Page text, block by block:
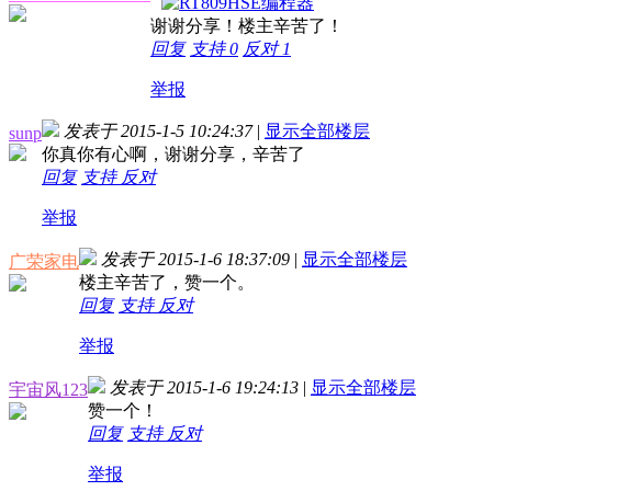
谢谢分享！楼主辛苦了！
回复 支持0 反对 1
举报
sunp 发表于 2015-1-5 10:24:37 | 显示全部楼层
你真你有心啊，谢谢分享，辛苦了
回复 支持 反对
举报
广荣家电 发表于 2015-1-6 18:37:09 | 显示全部楼层
楼主辛苦了，赞一个。
回复 支持 反对
举报
宇宙风123 发表于 2015-1-6 19:24:13 | 显示全部楼层
赞一个！
回复 支持 反对
举报